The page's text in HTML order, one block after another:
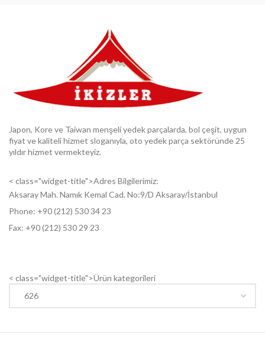
Japon, Kore ve Taiwan menşeli yedek parçalarda, bol çeşit, uygun
fiyat ve kaliteli hizmet sloganıyla, oto yedek parça sektöründe 25
yıldır hizmet vermekteyiz.
< class="widget-title">Adres Bilgilerimiz:
Aksaray Mah. Namık Kemal Cad. No:9/D Aksaray/İstanbul
Phone: +90 (212) 530 34 23
Fax: +90 (212) 530 29 23
< class="widget-title">Ürün kategorileri